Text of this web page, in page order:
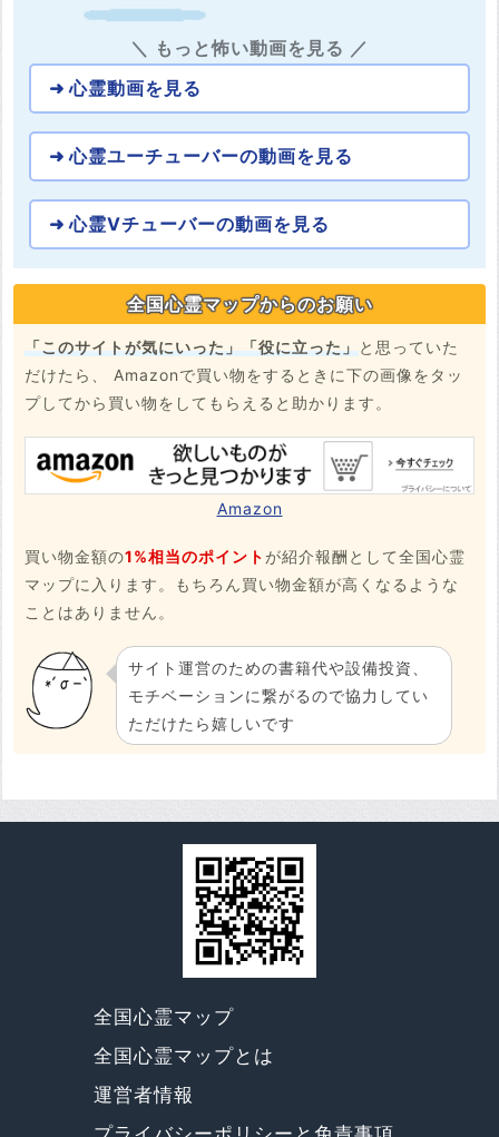
＼ もっと怖い動画を見る ／
心霊動画を見る
心霊ユーチューバーの動画を見る
心霊Vチューバーの動画を見る
全国心霊マップからのお願い
「このサイトが気にいった」「役に立った」と思っていた
だけたら、 Amazonで買い物をするときに下の画像をタッ
プしてから買い物をしてもらえると助かります。
Amazon
買い物金額の1%相当のポイント が紹介報酬として全国心霊
マップに入ります。もちろん買い物金額が高くなるような
ことはありません。
サイト運営のための書籍代や設備投資、
モチベーションに繋がるので協力してい
ただけたら嬉しいです
全国心霊マップ
全国心霊マップとは
運営者情報